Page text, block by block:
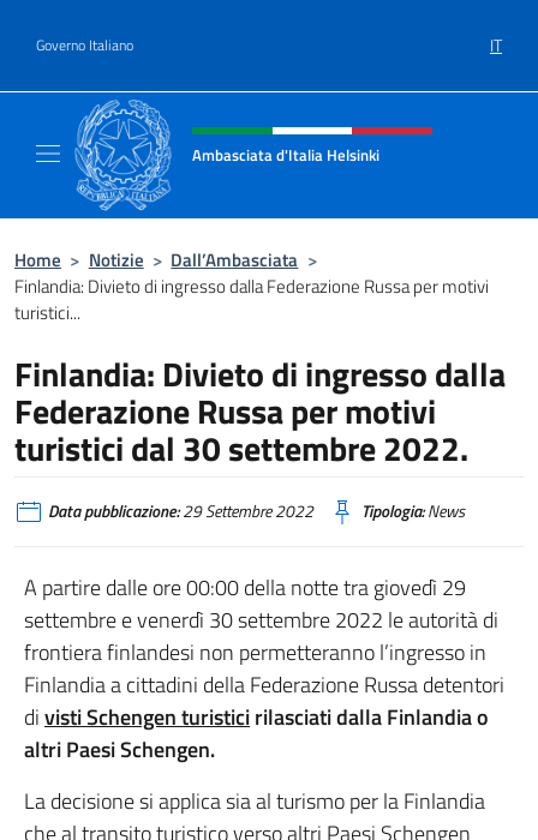
Governo Italiano IT
Intestazione sito, social e menù
Ambasciata d'Italia Helsinki
Home > Notizie > Dall’Ambasciata >
Finlandia: Divieto di ingresso dalla Federazione Russa per motivi
turistici...
Finlandia: Divieto di ingresso dalla
Federazione Russa per motivi
turistici dal 30 settembre 2022.
Data pubblicazione:29 Settembre 2022 Tipologia:News
A partire dalle ore 00:00 della notte tra giovedì 29
settembre e venerdì 30 settembre 2022 le autorità di
frontiera finlandesi non permetteranno l’ingresso in
Finlandia a cittadini della Federazione Russa detentori
divisti Schengen turisticirilasciati dalla Finlandia o
altri Paesi Schengen.
La decisione si applica sia al turismo per la Finlandia
che al transito turistico verso altri Paesi Schengen